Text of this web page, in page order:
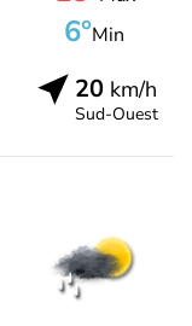
6°Min
20 km/h
Sud-Ouest